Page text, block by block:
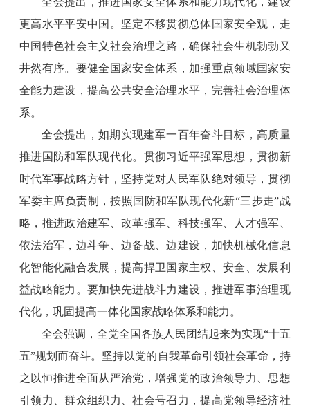
更高水平平安中国。坚定不移贯彻总体国家安全观，走
中国特色社会主义社会治理之路，确保社会生机勃勃又
井然有序。要健全国家安全体系，加强重点领域国家安
全能力建设，提高公共安全治理水平，完善社会治理体
系。
全会提出，如期实现建军一百年奋斗目标，高质量
推进国防和军队现代化。贯彻习近平强军思想，贯彻新
时代军事战略方针，坚持党对人民军队绝对领导，贯彻
军委主席负责制，按照国防和军队现代化新“三步走”战
略，推进政治建军、改革强军、科技强军、人才强军、
依法治军，边斗争、边备战、边建设，加快机械化信息
化智能化融合发展，提高捍卫国家主权、安全、发展利
益战略能力。要加快先进战斗力建设，推进军事治理现
代化，巩固提高一体化国家战略体系和能力。
全会强调，全党全国各族人民团结起来为实现“十五
五”规划而奋斗。坚持以党的自我革命引领社会革命，持
之以恒推进全面从严治党，增强党的政治领导力、思想
引领力、群众组织力、社会号召力，提高党领导经济社